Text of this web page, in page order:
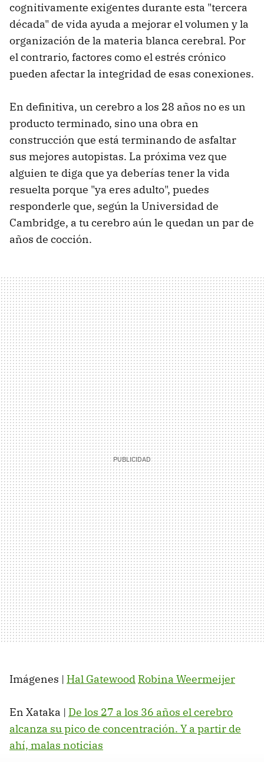
cognitivamente exigentes durante esta "tercera
década" de vida ayuda a mejorar el volumen y la
organización de la materia blanca cerebral. Por
el contrario, factores como el estrés crónico
pueden afectar la integridad de esas conexiones.
En definitiva, un cerebro a los 28 años no es un
producto terminado, sino una obra en
construcción que está terminando de asfaltar
sus mejores autopistas. La próxima vez que
alguien te diga que ya deberías tener la vida
resuelta porque "ya eres adulto", puedes
responderle que, según la Universidad de
Cambridge, a tu cerebro aún le quedan un par de
años de cocción.
Imágenes | Hal Gatewood Robina Weermeijer
En Xataka | De los 27 a los 36 años el cerebro
alcanza su pico de concentración. Y a partir de
ahí, malas noticias